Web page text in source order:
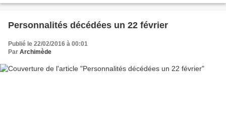
Personnalités décédées un 22 février
Publié le 22/02/2016 à 00:01
Par Archimède